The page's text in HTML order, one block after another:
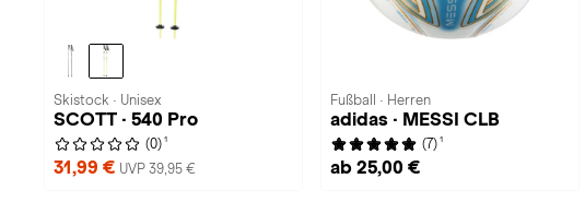
Skistock · Unisex
SCOTT · 540 Pro
(0) 1
31,99 € UVP 39,95 €
Fußball · Herren
adidas · MESSI CLB
(7) 1
ab 25,00 €